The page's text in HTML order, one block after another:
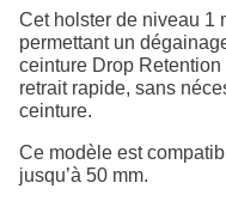
Cet holster de niveau 1
permettant un
ceinture Drop
retrait rapide, sans
ceinture.
Ce modèle est
jusqu’à 50 mm.